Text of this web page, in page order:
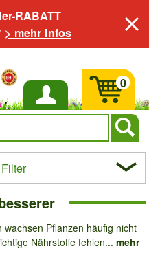
RABATT
> mehr Infos
Anmelden
0
Filter
Pflanzen häufig nicht
Nährstoffe fehlen... mehr